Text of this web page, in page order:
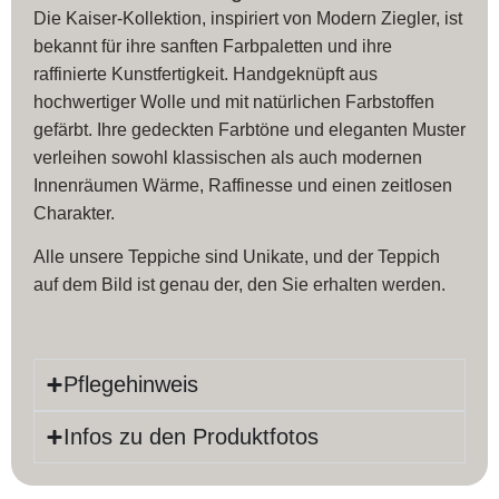
Die Kaiser-Kollektion, inspiriert von Modern Ziegler, ist
bekannt für ihre sanften Farbpaletten und ihre
raffinierte Kunstfertigkeit. Handgeknüpft aus
hochwertiger Wolle und mit natürlichen Farbstoffen
gefärbt. Ihre gedeckten Farbtöne und eleganten Muster
verleihen sowohl klassischen als auch modernen
Innenräumen Wärme, Raffinesse und einen zeitlosen
Charakter.
Alle unsere Teppiche sind Unikate, und der Teppich
auf dem Bild ist genau der, den Sie erhalten werden.
Pflegehinweis
Infos zu den Produktfotos